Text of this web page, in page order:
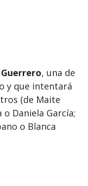
, una de
y que intentará
(de Maite
Daniela García;
o Blanca